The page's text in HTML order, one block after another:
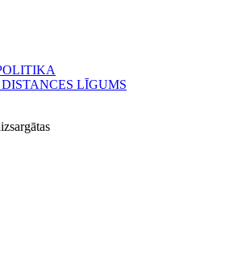
LĪGUMS